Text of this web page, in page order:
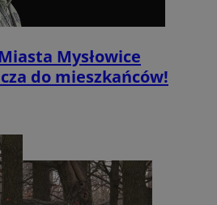
Mysłowice
do mieszkańców!